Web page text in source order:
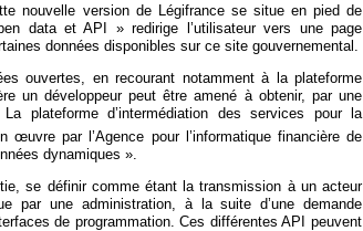
nouvelle version de Légifrance se situe en pied de
data et API » redirige l’utilisateur vers une page
données disponibles sur ce site gouvernemental.
ouvertes, en recourant notamment à la plateforme
un développeur peut être amené à obtenir, par une
plateforme d’intermédiation des services pour la
œuvre par l’Agence pour l’informatique financière de
dynamiques ».
se définir comme étant la transmission à un acteur
par une administration, à la suite d’une demande
de programmation. Ces différentes API peuvent